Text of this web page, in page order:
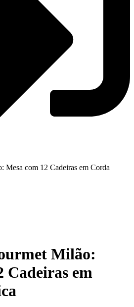
com 12 Cadeiras em Corda
Milão:
Cadeiras em